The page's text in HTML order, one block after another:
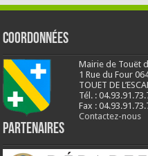
Coordonnées
Mairie de Touët
1 Rue du Four
TOUET DE
Tél. :
Fax :
Contactez-nous
Partenaires